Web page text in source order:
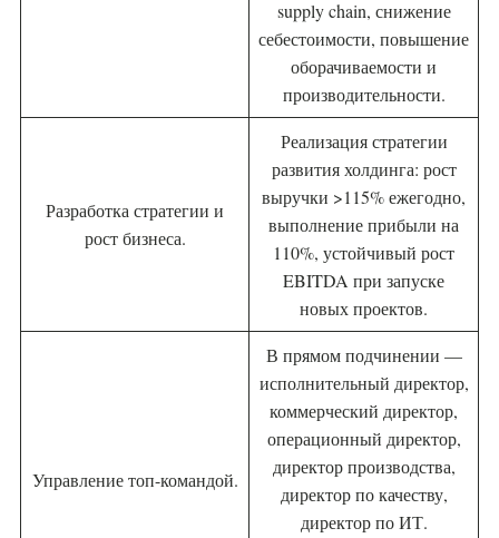
supply chain, снижение
себестоимости, повышение
оборачиваемости и
производительности.
Разработка стратегии и
рост бизнеса.
Реализация стратегии
развития холдинга: рост
выручки >115% ежегодно,
выполнение прибыли на
110%, устойчивый рост
EBITDA при запуске
новых проектов.
Управление топ-командой.
В прямом подчинении —
исполнительный директор,
коммерческий директор,
операционный директор,
директор производства,
директор по качеству,
директор по ИТ.